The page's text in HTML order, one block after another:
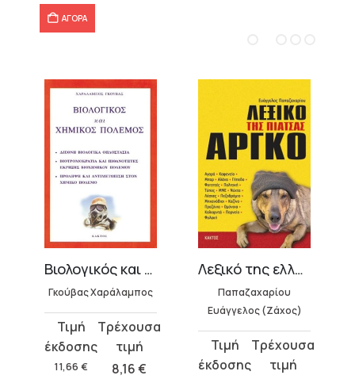
ΑΓΟΡΑ
Βιολογικός και χημικός πόλεμος
Γκούβας Χαράλαμπος
11,66 €
Original
price
was:
8,16€
τρέχουσα
τιμή
Λεξικό της ελληνικής αργκό
Παπαζαχαρίου
Ευάγγελος (Ζάχος)
Original
price
τρέχουσα